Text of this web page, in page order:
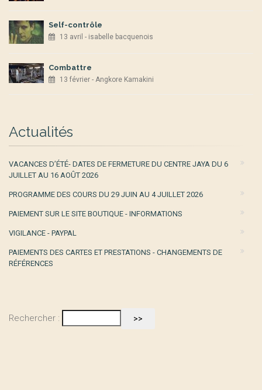
Self-contrôle
13 avril - isabelle bacquenois
Combattre
13 février - Angkore Kamakini
Actualités
VACANCES D’ÉTÉ- DATES DE FERMETURE DU CENTRE JAYA DU 6
JUILLET AU 16 AOÛT 2026
PROGRAMME DES COURS DU 29 JUIN AU 4 JUILLET 2026
PAIEMENT SUR LE SITE BOUTIQUE - INFORMATIONS
VIGILANCE - PAYPAL
PAIEMENTS DES CARTES ET PRESTATIONS - CHANGEMENTS DE
RÉFÉRENCES
Rechercher :